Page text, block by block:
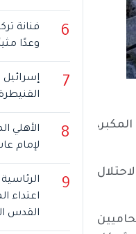
عام 2018. وكانت بلدية الاحتلال
بمحاميين
6
فنانة
وعدًا
7
8
الأهلي
لإمام
9
اعتداء
القدس